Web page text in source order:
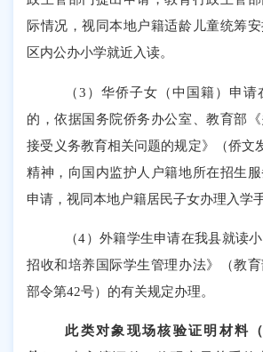
际情况，视同本地户籍适龄儿童统筹
区内公办小学就近入读。
（3 ）华侨子女（中国籍）申请
的，依据国务院侨务办公室、教育部
接受义务教育相关问题的规定》（侨文
精神，向国内监护人户籍地所在招生
申请，视同本地户籍居民子女办理入学手
（4） 外籍学生申请在我县就读
招收和培养国际学生管理办法》（教
部令第42号）的有关规定办理。
此类对象 现场核验证明材料